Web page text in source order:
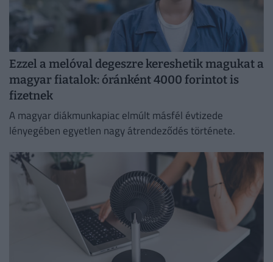
Ezzel a melóval degeszre kereshetik magukat a
magyar fiatalok: óránként 4000 forintot is
fizetnek
A magyar diákmunkapiac elmúlt másfél évtizede
lényegében egyetlen nagy átrendeződés története.